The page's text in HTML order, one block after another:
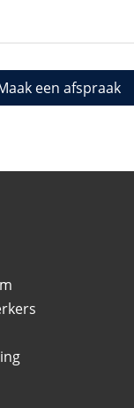
een afspraak